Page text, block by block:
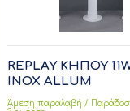
REPLAY ΚΗΠΟΥ
ΙΝΟΧ ALLUM
Άμεση παραλαβή /